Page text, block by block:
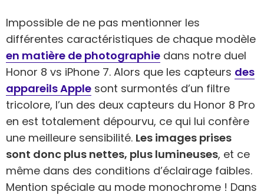
Impossible de ne pas mentionner les
différentes caractéristiques de chaque modèle
en matière de photographie dans notre duel
Honor 8 vs iPhone 7. Alors que les capteurs des
appareils Apple sont surmontés d’un filtre
tricolore, l’un des deux capteurs du Honor 8 Pro
en est totalement dépourvu, ce qui lui confère
une meilleure sensibilité. Les images prises
sont donc plus nettes, plus lumineuses, et ce
même dans des conditions d’éclairage faibles.
Mention spéciale au mode monochrome ! Dans